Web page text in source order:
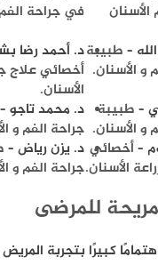
في جراحة
– طبيبة
و الأسنان.
د. أحمد رضا
أخصائي علاج
الأسنان.
– طبيبة
و الأسنان.
د. محمد تاجو
جراحة الفم و
– أخصائي
الأسنان.
د. يزن رياض–
جراحة الفم و
للمرضى
كبيرًا بتجربة